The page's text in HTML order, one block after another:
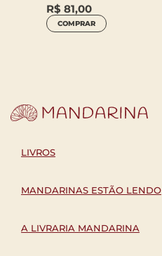
R$ 81,00
COMPRAR
LIVROS
MANDARINAS ESTÃO LENDO
A LIVRARIA MANDARINA